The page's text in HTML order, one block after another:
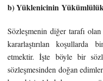
b) Yüklenicinin
Sözleşmenin diğer tarafı
kararlaştırılan koşullarda
etmektir. İşte böyle bir
sözleşmesinden doğan